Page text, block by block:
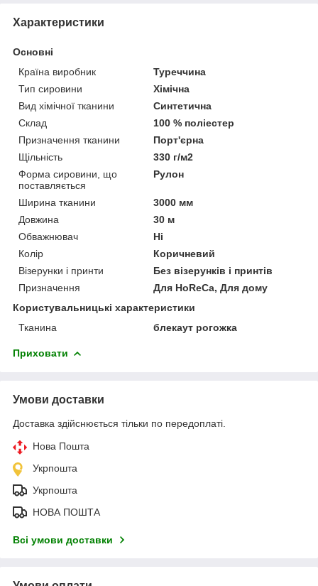
Характеристики
Основні
Країна виробник
Туреччина
Тип сировини
Хімічна
Вид хімічної тканини
Синтетична
Склад
100 % поліестер
Призначення тканини
Порт'єрна
Щільність
330 г/м2
Форма сировини, що
поставляється
Рулон
Ширина тканини
3000 мм
Довжина
30 м
Обважнювач
Ні
Колір
Коричневий
Візерунки і принти
Без візерунків і принтів
Призначення
Для HoReCa, Для дому
Користувальницькі характеристики
Тканина
блекаут рогожка
Приховати
Умови доставки
Доставка здійснюється тільки по передоплаті.
Нова Пошта
Укрпошта
Укрпошта
НОВА ПОШТА
Всі умови доставки